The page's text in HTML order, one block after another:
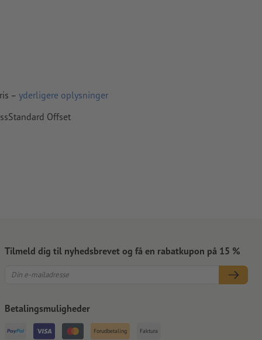
– yderligere oplysninger
Offset
Tilmeld dig til nyhedsbrevet og få en rabatkupon på 15 %
Betalingsmuligheder
Forudbetaling Faktura